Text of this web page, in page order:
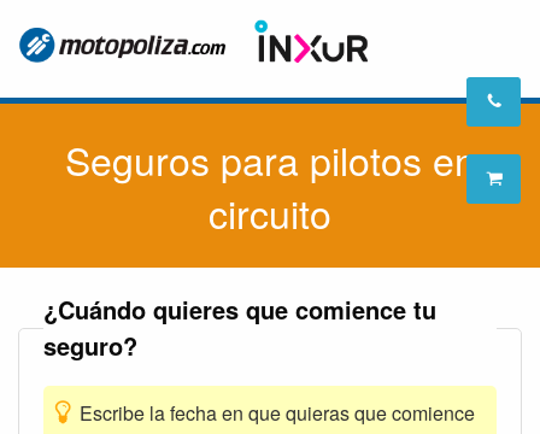
Seguros para pilotos en
circuito
¿Cuándo quieres que comience tu
seguro?
Escribe la fecha en que quieras que comience